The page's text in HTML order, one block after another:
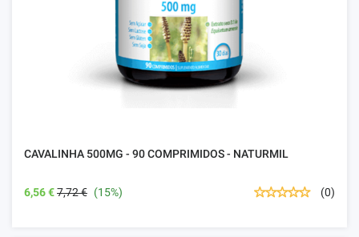
CAVALINHA 500MG - 90 COMPRIMIDOS - NATURMIL
6,56 €7,72 € (15%) (0)